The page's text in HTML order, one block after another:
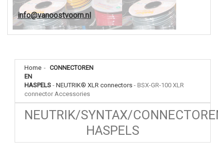
info@vanoostvoorn.nl
Home - CONNECTOREN
EN
HASPELS - NEUTRIK® XLR connectors - BSX-GR-100 XLR
connector Accessories
NEUTRIK/SYNTAX/
HASPELS